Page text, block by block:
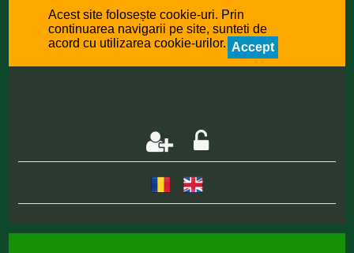
Acest site folosește cookie-uri. Prin
continuarea navigarii pe site, sunteti de
acord cu utilizarea cookie-urilor. Accept